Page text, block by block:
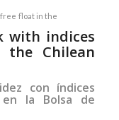
float in the
with indices
Chilean
con índices
la Bolsa de